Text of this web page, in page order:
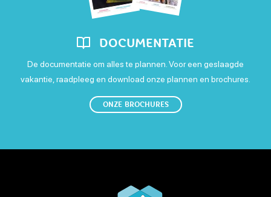
Vrijdag
Open van 17 uur naar 1 uur
Geanimeerde avonden
DOCUMENTATIE
De documentatie om alles te plannen. Voor een geslaagde
vakantie, raadpleeg en download onze plannen en brochures.
ONZE BROCHURES